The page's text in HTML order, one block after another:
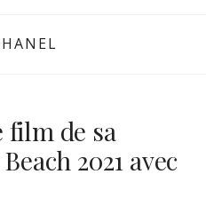
film de sa
2021 avec